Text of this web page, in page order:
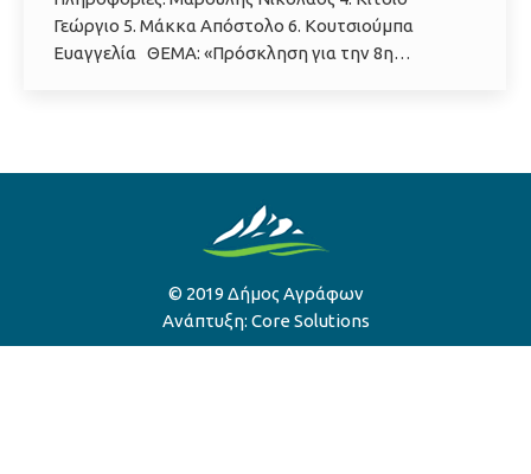
Γεώργιο 5. Μάκκα Απόστολο 6. Κουτσιούμπα
Ευαγγελία ΘΕΜΑ: «Πρόσκληση για την 8η…
© 2019 Δήμος Αγράφων
Ανάπτυξη: Core Solutions